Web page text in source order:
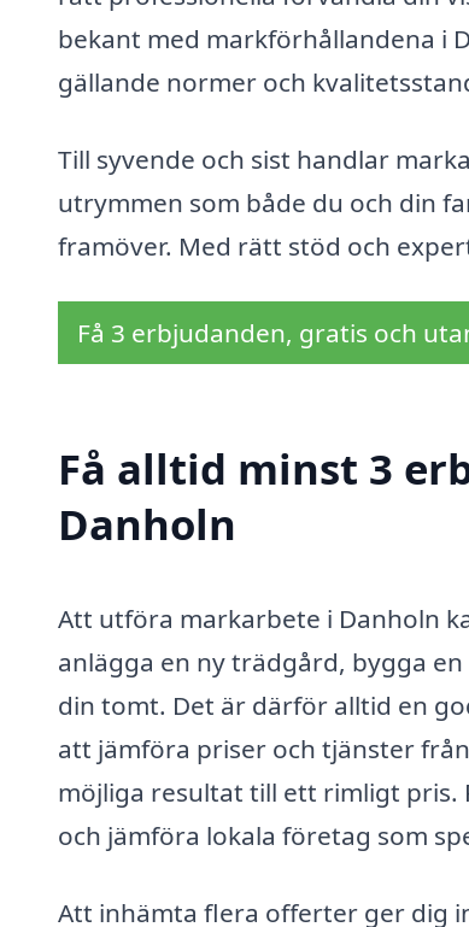
bekant med markförhållandena i
gällande normer och
Till syvende och sist handlar
utrymmen som både du och din
framöver. Med rätt stöd och
Få 3 erbjudanden, gratis och
Få alltid minst 3
Danholn
Att utföra markarbete i Danholn
anlägga en ny trädgård, bygga
din tomt. Det är därför alltid en
att jämföra priser och tjänster
möjliga resultat till ett rimligt pris.
och jämföra lokala företag som
Att inhämta flera offerter ger dig